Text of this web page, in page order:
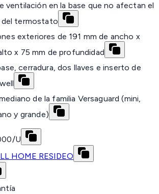
ventilación en la base que no afectan el
del termostato
exteriores de 191 mm de ancho x
x 75 mm de profundidad
cerradura, dos llaves e inserto de
de la familia Versaguard (mini,
y grande)
U
HOME RESIDEO